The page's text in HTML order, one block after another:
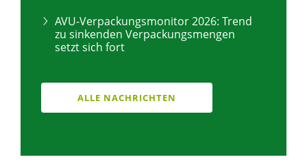
AVU-Verpackungsmonitor 2026: Trend
zu sinkenden Verpackungsmengen
setzt sich fort
ALLE NACHRICHTEN